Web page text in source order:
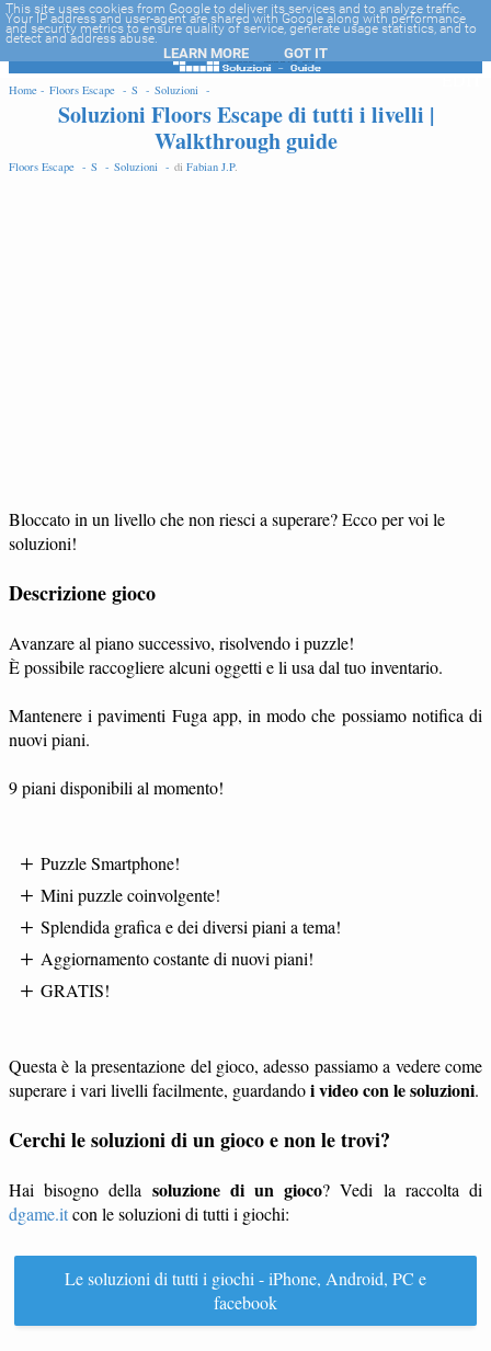
-->
Home - Floors Escape - S - Soluzioni -
Soluzioni Floors Escape di tutti i livelli |
Walkthrough guide
Floors Escape - S - Soluzioni - di Fabian J.P.
Bloccato in un livello che non riesci a superare? Ecco per voi le
soluzioni!
Descrizione gioco
Avanzare al piano successivo, risolvendo i puzzle!
È possibile raccogliere alcuni oggetti e li usa dal tuo inventario.
Mantenere i pavimenti Fuga app, in modo che possiamo notifica di
nuovi piani.
9 piani disponibili al momento!
Puzzle Smartphone!
Mini puzzle coinvolgente!
Splendida grafica e dei diversi piani a tema!
Aggiornamento costante di nuovi piani!
GRATIS!
Questa è la presentazione del gioco, adesso passiamo a vedere come
superare i vari livelli facilmente, guardandoi video con le soluzioni.
Cerchi le soluzioni di un gioco e non le trovi?
Hai bisogno della soluzione di un gioco? Vedi la raccolta di
dgame.itcon le soluzioni di tutti i giochi:
Le soluzioni di tutti i giochi - iPhone, Android, PC e
facebook
EDIT
This site uses cookies from Google to deliver its services and to analyze traffic.
Your IP address and user-agent are shared with Google along with performance
and security metrics to ensure quality of service, generate usage statistics, and to
detect and address abuse.
LEARN MORE GOT IT